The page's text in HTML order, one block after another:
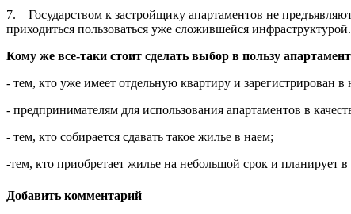
7. Государством к застройщику апартаментов не
приходиться пользоваться уже сложившейся инфраструктурой.
Кому же все-таки стоит сделать выбор в пользу
- тем, кто уже имеет отдельную квартиру и зарегистрирован в
- предпринимателям для использования апартаментов в
- тем, кто собирается сдавать такое жилье в наем;
-тем, кто приобретает жилье на небольшой срок и
Добавить комментарий